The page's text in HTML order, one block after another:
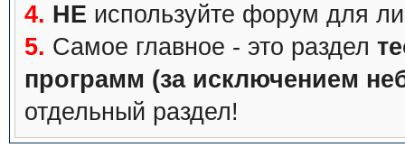
4. НЕ используйте форум для
5. Самое главное - это раздел
программ (за исключением
отдельный раздел!